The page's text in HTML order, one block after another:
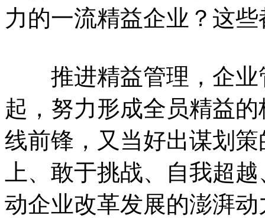
力的一流精益企业？这
推进精益管理，企业
起，努力形成全员精益
线前锋，又当好出谋划
上、敢于挑战、自我超
动企业改革发展的澎湃